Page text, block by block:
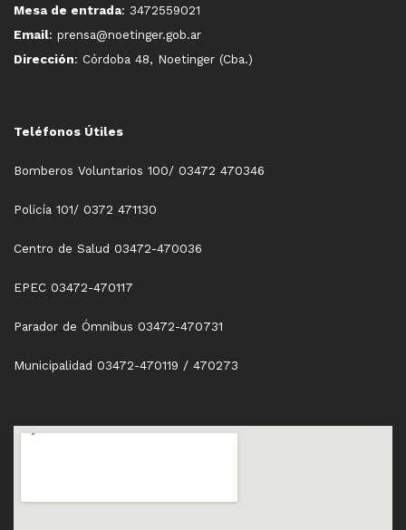
Mesa de entrada: 3472559021
Email: prensa@noetinger.gob.ar
Dirección: Córdoba 48, Noetinger (Cba.)
Teléfonos Útiles
Bomberos Voluntarios 100/ 03472 470346
Policía 101/ 0372 471130
Centro de Salud 03472-470036
EPEC 03472-470117
Parador de Ómnibus 03472-470731
Municipalidad 03472-470119 / 470273